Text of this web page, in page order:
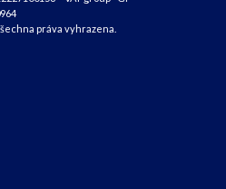
práva vyhrazena.